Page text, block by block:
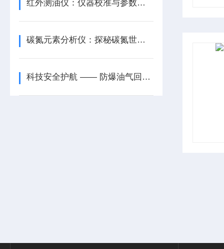
红外测油仪：仪器校准与参数设置
碳氮元素分析仪：探秘碳氮世界，驱动行业发展
科技安全护航 —— 防爆油气回收三项检测仪